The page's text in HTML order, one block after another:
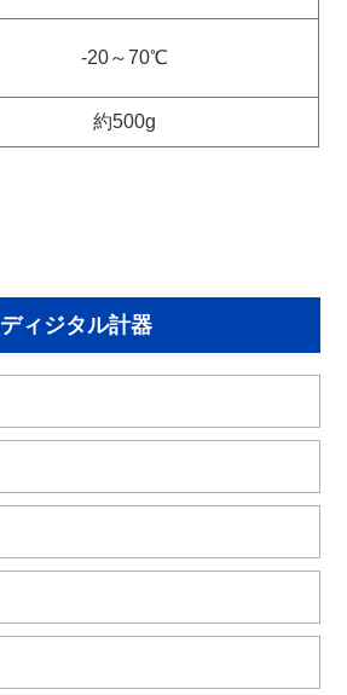
-20～70℃
約500g
ディジタル計器